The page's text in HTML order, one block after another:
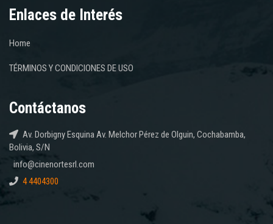
Enlaces de Interés
Home
TÉRMINOS Y CONDICIONES DE USO
Contáctanos
Av. Dorbigny Esquina Av. Melchor Pérez de Olguin, Cochabamba,
Bolivia, S/N
info@cinenortesrl.com
4 4404300